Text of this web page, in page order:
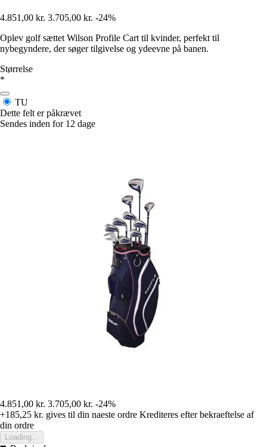
4.851,00 kr. 3.705,00 kr. -24%
Oplev golf sættet Wilson Profile Cart til kvinder, perfekt til
nybegyndere, der søger tilgivelse og ydeevne på banen.
Størrelse
*
TU
Dette felt er påkrævet
Sendes inden for 12 dage
4.851,00 kr. 3.705,00 kr. -24%
+185,25 kr. gives til din naeste ordre Krediteres efter bekraeftelse af
din ordre
Loading...